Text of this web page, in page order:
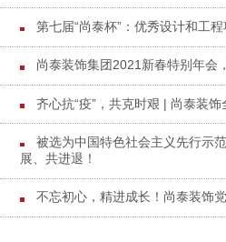
第七届“尚泰杯”：优秀设计和工
尚泰装饰集团2021新春特别年会
齐心抗“疫”，共克时艰 | 尚泰装
被选为中国特色社会主义先行示
展、共进退！
不忘初心，精进成长！尚泰装饰